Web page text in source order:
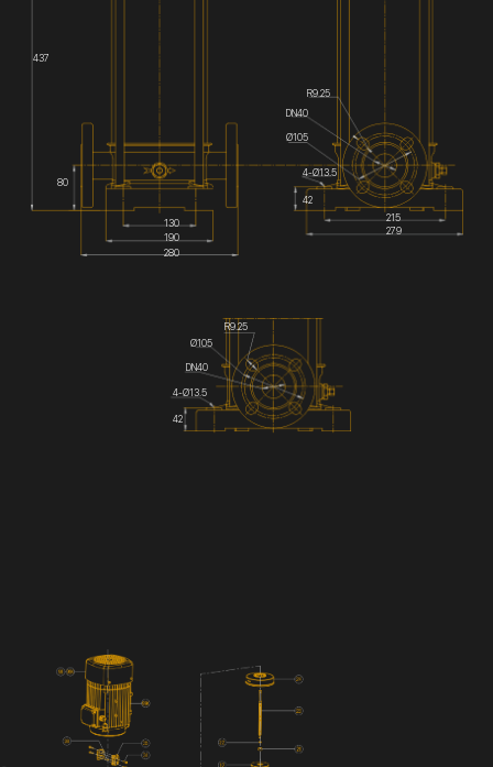
DN40
437
80
130
190
280
215
279
42
4-Ø13.5
Ø105
R9.25
DN40
R9.25
Ø105
4-Ø13.5
42